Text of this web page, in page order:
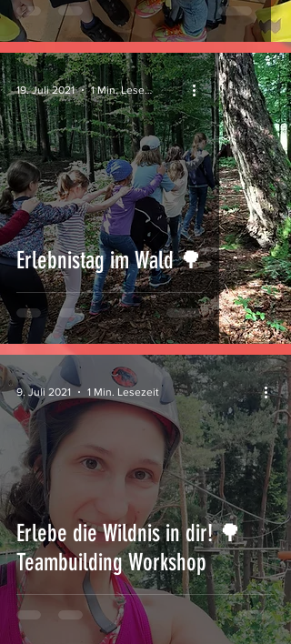
Erlebnistag im Wald 🌳
19. Juli 2021 1 Min. Lesezeit
Erlebe die Wildnis in dir! 🌳
Teambuilding Workshop
9. Juli 2021 1 Min. Lesezeit